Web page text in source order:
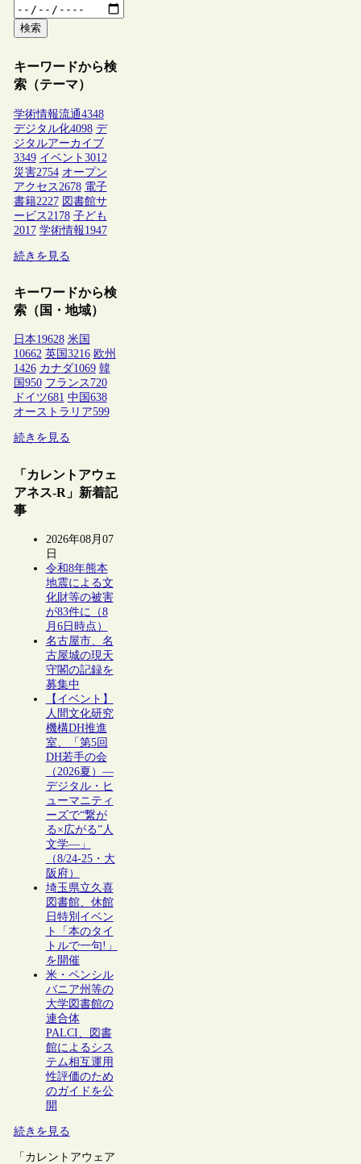
検索
キーワードから検
索（テーマ）
学術情報流通4348
デジタル化4098 デ
ジタルアーカイブ
3349 イベント 3012
災害2754 オープン
アクセス 2678 電子
書籍2227 図書館サ
ービス 2178 子ども
2017 学術情報1947
続きを見る
キーワードから検
索（国・地域）
日本19628 米国
10662 英国 3216 欧州
1426 カナダ1069 韓
国 950 フランス 720
ドイツ681 中国 638
オーストラリア599
続きを見る
「カレントアウェ
アネス-R」新着記
事
2026年08月07
日
令和8年熊本
地震による文
化財等の被害
が83件に（8
月6日時点）
名古屋市、名
古屋城の現天
守閣の記録を
募集中
【イベント】
人間文化研究
機構DH推進
室、「第5回
DH若手の会
（2026夏）―
デジタル・ヒ
ューマニティ
ーズで“繋が
る×広がる”人
文学―」
（8/24-25・大
阪府）
埼玉県立久喜
図書館、休館
日特別イベン
ト「本のタイ
トルで一句!」
を開催
米・ペンシル
バニア州等の
大学図書館の
連合体
PALCI、図書
館によるシス
テム相互運用
性評価のため
のガイドを公
開
続きを見る
「カレントアウェア